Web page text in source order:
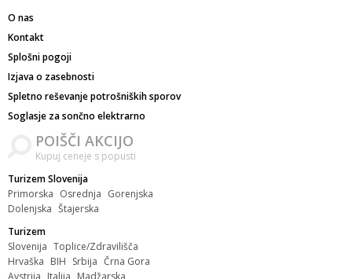
O nas
Kontakt
Splošni pogoji
Izjava o zasebnosti
Spletno reševanje potrošniških sporov
Soglasje za sončno elektrarno
POIŠČI AKCIJO
Kupuj ceneje s popusti
Turizem Slovenija
Primorska Osrednja Gorenjska
Dolenjska Štajerska
Turizem
Slovenija Toplice/Zdravilišča
Hrvaška BIH Srbija Črna Gora
Avstrija Italija Madžarska